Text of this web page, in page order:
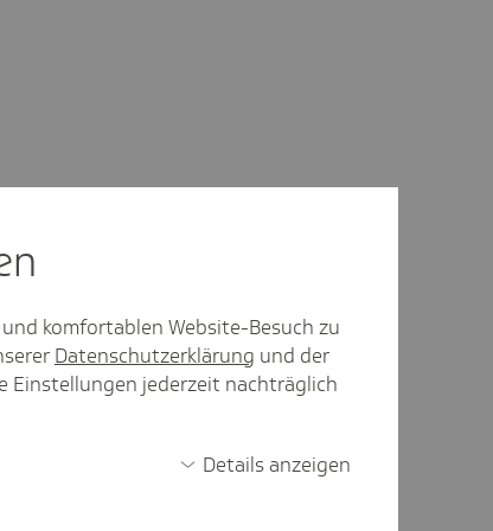
komfortablen Website-Besuch zu
Datenschutzerklärung und der
Einstellungen jederzeit nachträglich
Details anzeigen